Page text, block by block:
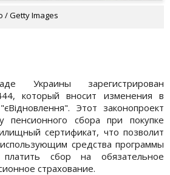
/ Getty Images
Украины зарегистрирован
который вносит изменения в
Этот законопроект
пенсионного сбора при покупке
сертификат, что позволит
средства программы
платить сбор на обязательное
страхование.